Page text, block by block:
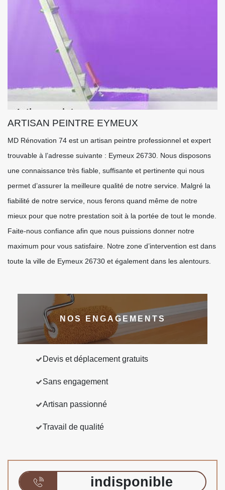
ARTISAN PEINTRE EYMEUX
MD Rénovation 74 est un artisan peintre professionnel et expert
trouvable à l’adresse suivante : Eymeux 26730. Nous disposons
une connaissance très fiable, suffisante et pertinente qui nous
permet d’assurer la meilleure qualité de notre service. Malgré la
fiabilité de notre service, nous ferons quand même de notre
mieux pour que notre prestation soit à la portée de tout le monde.
Faite-nous confiance afin que nous puissions donner notre
maximum pour vous satisfaire. Notre zone d’intervention est dans
toute la ville de Eymeux 26730 et également dans les alentours.
NOS ENGAGEMENTS
Devis et déplacement gratuits
Sans engagement
Artisan passionné
Travail de qualité
indisponible